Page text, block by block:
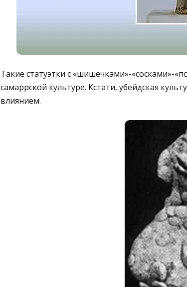
Такие статуэтки с «шишечками»-«сосками»-
самаррской культуре. Кстати, убейдская
влиянием.